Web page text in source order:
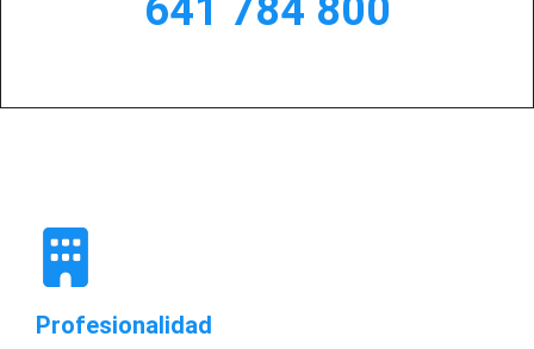
641 784 800
Profesionalidad